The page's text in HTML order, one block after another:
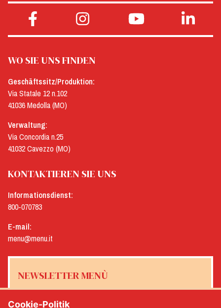
WO SIE UNS FINDEN
Geschäftssitz/Produktion:
Via Statale 12 n.102
41036 Medolla (MO)
Verwaltung:
Via Concordia n.25
41032 Cavezzo (MO)
KONTAKTIEREN SIE UNS
Informationsdienst:
800-070783
E-mail:
menu@menu.it
NEWSLETTER MENÙ
Cookie-Politik